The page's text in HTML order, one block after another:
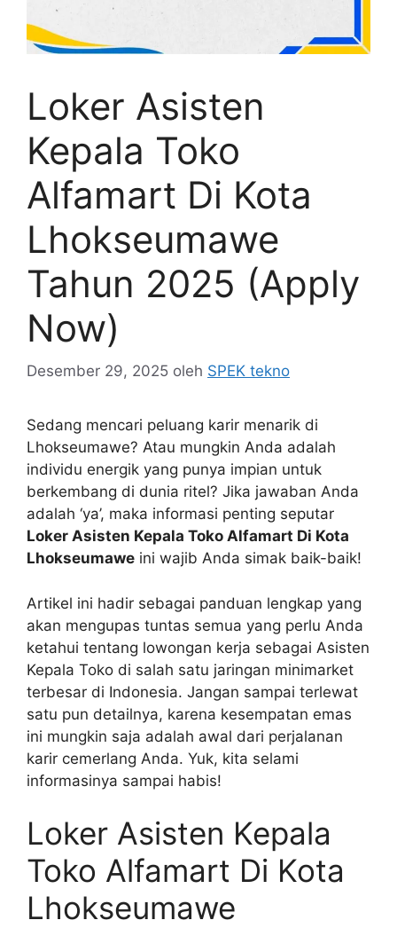
Loker Asisten
Kepala Toko
Alfamart Di Kota
Lhokseumawe
Tahun 2025 (Apply
Now)
Desember 29, 2025 oleh SPEK tekno
Sedang mencari peluang karir menarik di
Lhokseumawe? Atau mungkin Anda adalah
individu energik yang punya impian untuk
berkembang di dunia ritel? Jika jawaban Anda
adalah ‘ya’, maka informasi penting seputar
Loker Asisten Kepala Toko Alfamart Di Kota
Lhokseumawe ini wajib Anda simak baik-baik!
Artikel ini hadir sebagai panduan lengkap yang
akan mengupas tuntas semua yang perlu Anda
ketahui tentang lowongan kerja sebagai Asisten
Kepala Toko di salah satu jaringan minimarket
terbesar di Indonesia. Jangan sampai terlewat
satu pun detailnya, karena kesempatan emas
ini mungkin saja adalah awal dari perjalanan
karir cemerlang Anda. Yuk, kita selami
informasinya sampai habis!
Loker Asisten Kepala
Toko Alfamart Di Kota
Lhokseumawe